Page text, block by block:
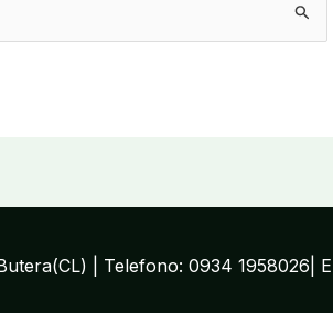
| Telefono: 0934 1958026|